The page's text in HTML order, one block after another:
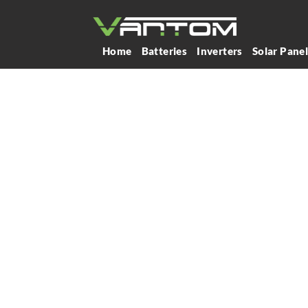
Home Batteries Inverters Solar Panel